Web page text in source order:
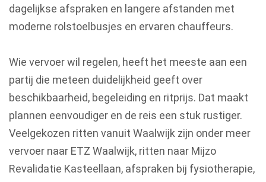
dagelijkse afspraken en langere afstanden met
moderne rolstoelbusjes en ervaren chauffeurs.
Wie vervoer wil regelen, heeft het meeste aan een
partij die meteen duidelijkheid geeft over
beschikbaarheid, begeleiding en ritprijs. Dat maakt
plannen eenvoudiger en de reis een stuk rustiger.
Veelgekozen ritten vanuit Waalwijk zijn onder meer
vervoer naar ETZ Waalwijk, ritten naar Mijzo
Revalidatie Kasteellaan, afspraken bij fysiotherapie,